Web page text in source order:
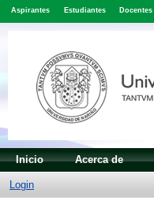
Aspirantes Estudiantes Docentes
Inicio Acerca de
Login